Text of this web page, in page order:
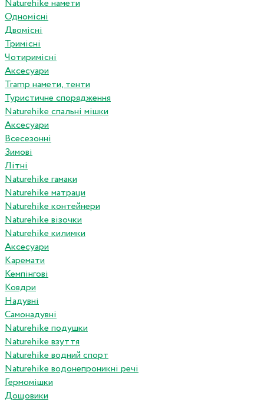
Naturehike намети
Одномісні
Двомісні
Тримісні
Чотиримісні
Аксесуари
Tramp намети, тенти
Туристичне спорядження
Naturehike спальні мішки
Аксесуари
Всесезонні
Зимові
Літні
Naturehike гамаки
Naturehike матраци
Naturehike контейнери
Naturehike візочки
Naturehike килимки
Аксесуари
Каремати
Кемпінгові
Ковдри
Надувні
Самонадувні
Naturehike подушки
Naturehike взуття
Naturehike водний спорт
Naturehike водонепроникні речі
Гермомішки
Дощовики